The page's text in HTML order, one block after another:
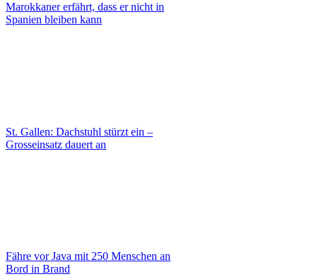
Marokkaner erfährt, dass er nicht in
Spanien bleiben kann
St. Gallen: Dachstuhl stürzt ein –
Grosseinsatz dauert an
Fähre vor Java mit 250 Menschen an
Bord in Brand